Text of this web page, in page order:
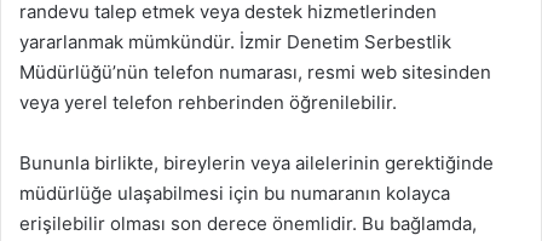
randevu talep etmek veya destek hizmetlerinden
yararlanmak mümkündür. İzmir Denetim Serbestlik
Müdürlüğü’nün telefon numarası, resmi web sitesinden
veya yerel telefon rehberinden öğrenilebilir.
Bununla birlikte, bireylerin veya ailelerinin gerektiğinde
müdürlüğe ulaşabilmesi için bu numaranın kolayca
erişilebilir olması son derece önemlidir. Bu bağlamda,